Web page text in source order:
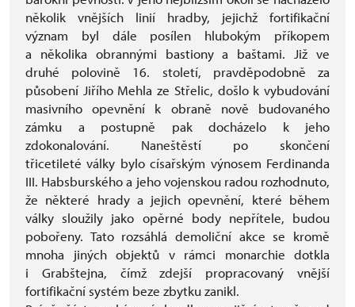
několik vnějších linií hradby, jejichž fortifikační
význam byl dále posílen hlubokým příkopem
a několika obrannými bastiony a baštami. Již ve
druhé polovině 16. století, pravděpodobně za
působení Jiřího Mehla ze Střelic, došlo k vybudování
masivního opevnění k obraně nově budovaného
zámku a postupně pak docházelo k jeho
zdokonalování. Naneštěstí po skončení
třicetileté války bylo císařským výnosem Ferdinanda
III. Habsburského a jeho vojenskou radou rozhodnuto,
že některé hrady a jejich opevnění, které během
války sloužily jako opěrné body nepřítele, budou
pobořeny. Tato rozsáhlá demoliční akce se kromě
mnoha jiných objektů v rámci monarchie dotkla
i Grabštejna, čímž zdejší propracovaný vnější
fortifikační systém beze zbytku zanikl.